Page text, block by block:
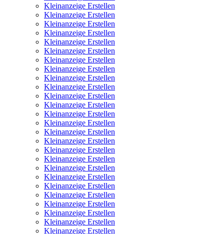
Kleinanzeige Erstellen
Kleinanzeige Erstellen
Kleinanzeige Erstellen
Kleinanzeige Erstellen
Kleinanzeige Erstellen
Kleinanzeige Erstellen
Kleinanzeige Erstellen
Kleinanzeige Erstellen
Kleinanzeige Erstellen
Kleinanzeige Erstellen
Kleinanzeige Erstellen
Kleinanzeige Erstellen
Kleinanzeige Erstellen
Kleinanzeige Erstellen
Kleinanzeige Erstellen
Kleinanzeige Erstellen
Kleinanzeige Erstellen
Kleinanzeige Erstellen
Kleinanzeige Erstellen
Kleinanzeige Erstellen
Kleinanzeige Erstellen
Kleinanzeige Erstellen
Kleinanzeige Erstellen
Kleinanzeige Erstellen
Kleinanzeige Erstellen
Kleinanzeige Erstellen